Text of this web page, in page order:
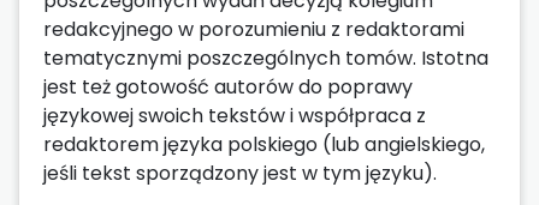
redakcyjnego w porozumieniu z redaktorami
tematycznymi poszczególnych tomów. Istotna
jest też gotowość autorów do poprawy
językowej swoich tekstów i współpraca z
redaktorem języka polskiego (lub angielskiego,
jeśli tekst sporządzony jest w tym języku).